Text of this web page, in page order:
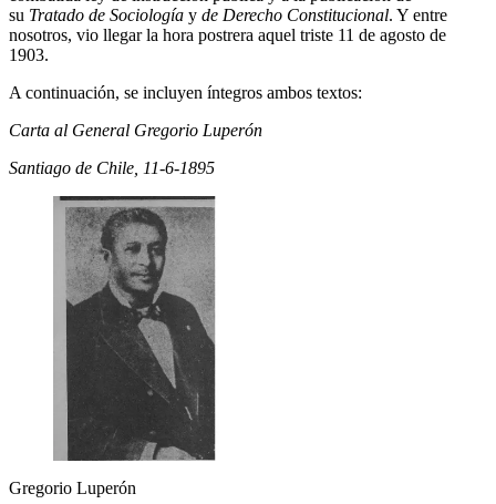
su Tratado de Sociología y de Derecho Constitucional. Y entre
nosotros, vio llegar la hora postrera aquel triste 11 de agosto de
1903.
A continuación, se incluyen íntegros ambos textos:
Carta al General Gregorio Luperón
Santiago de Chile, 11-6-1895
Gregorio Luperón